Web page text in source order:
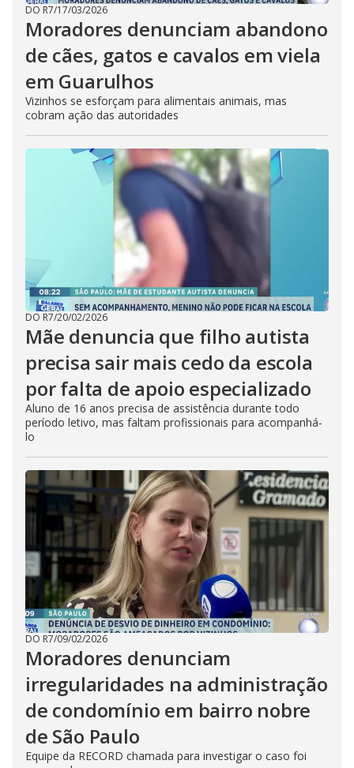
DO R7/17/03/2026
Moradores denunciam abandono
de cães, gatos e cavalos em viela
em Guarulhos
Vizinhos se esforçam para alimentais animais, mas
cobram ação das autoridades
DO R7/20/02/2026
Mãe denuncia que filho autista
precisa sair mais cedo da escola
por falta de apoio especializado
Aluno de 16 anos precisa de assistência durante todo
período letivo, mas faltam profissionais para acompanhá-
lo
DO R7/09/02/2026
Moradores denunciam
irregularidades na administração
de condomínio em bairro nobre
de São Paulo
Equipe da RECORD chamada para investigar o caso foi